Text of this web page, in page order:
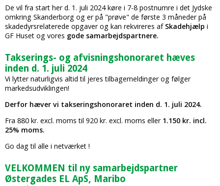
De vil fra start her d. 1. juli 2024 køre i 7-8 postnumre i det Jydske
omkring Skanderborg og er på "prøve" de første 3 måneder på
skadedyrsrelaterede opgaver og kan rekvireres af Skadehjælp i
GF Huset og vores gode samarbejdspartnere.
Takserings- og afvisningshonoraret hæves
inden d. 1. juli 2024
Vi lytter naturligvis altid til jeres tilbagemeldinger og følger
markedsudviklingen!
Derfor hæver vi takseringshonoraret inden d. 1. juli 2024.
Fra 880 kr. excl. moms til 920 kr. excl. moms eller 1.150 kr. incl.
25% moms.
Go dag til alle i netværket !
VELKOMMEN til ny samarbejdspartner
Østergades EL ApS, Maribo